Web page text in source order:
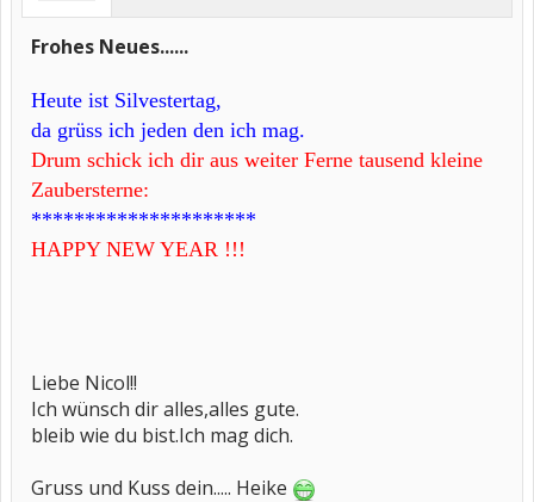
Frohes Neues......
Heute ist Silvestertag,
da grüss ich jeden den ich mag.
Drum schick ich dir aus weiter Ferne tausend kleine
Zaubersterne:
*********************
HAPPY NEW YEAR !!!
Liebe Nicol!!​
Ich wünsch dir alles,alles gute.
bleib wie du bist.Ich mag dich.
Gruss und Kuss dein..... Heike